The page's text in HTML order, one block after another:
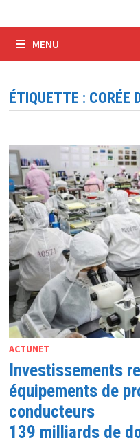
MENU
ÉTIQUETTE : CORÉE
ACTUNET
Investissements
équipements de
conducteurs
139 milliards de